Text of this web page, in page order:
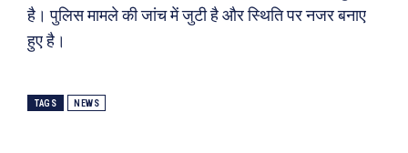
छत्तीसगढ़
है। पुलिस मामले की जांच में जुटी है और स्थिति पर नजर बनाए
हुए है।
TAGS NEWS